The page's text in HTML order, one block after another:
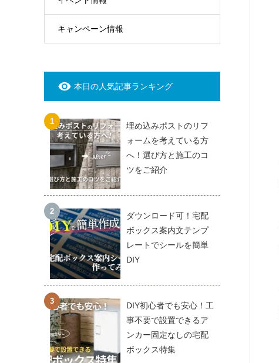
キャンペーン情報
本日の人気記事ランキング
埋め込みポストのリフ
ォームを考えている方
へ！選び方と施工のコ
ツをご紹介
ダウンロード可！宅配
ボックス案内文テンプ
レートでシールを簡単
DIY
DIY初心者でも安心！工
事不要で設置できるア
ンカー固定なしの宅配
ボックス特集